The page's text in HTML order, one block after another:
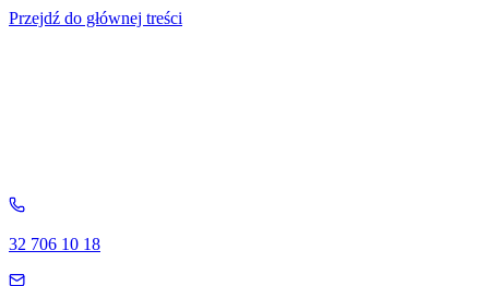
Przejdź do głównej treści
32 706 10 18